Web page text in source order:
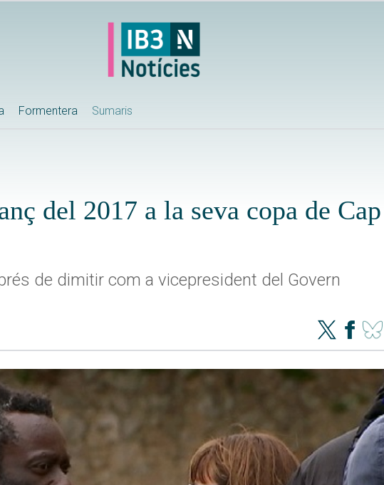
Formentera Sumaris
del 2017 a la seva copa de Cap
de dimitir com a vicepresident del Govern